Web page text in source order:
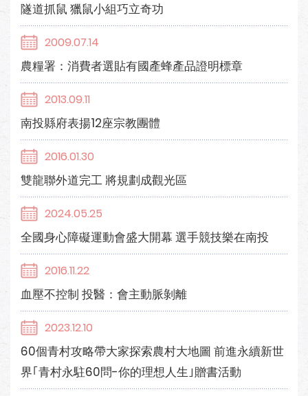
隧道抓鼠 獵鼠小組巧立奇功
2009.07.14
農糧署：消費者選貼有國產蜂產品證明標章
2013.09.11
南投縣府表揚12座宗教團體
2016.01.30
雙龍聯外道完工 將規劃成觀光區
2024.05.25
全國身心障礙運動會盛大開幕 選手競技樂在南投
2016.11.22
血壓不控制 投醫：會主動脈剝離
2023.12.10
60個青村攻略帶大家探索農村大地圖 前進永續新世
界｢青村永駐60問-你的理想人生｣贈書活動